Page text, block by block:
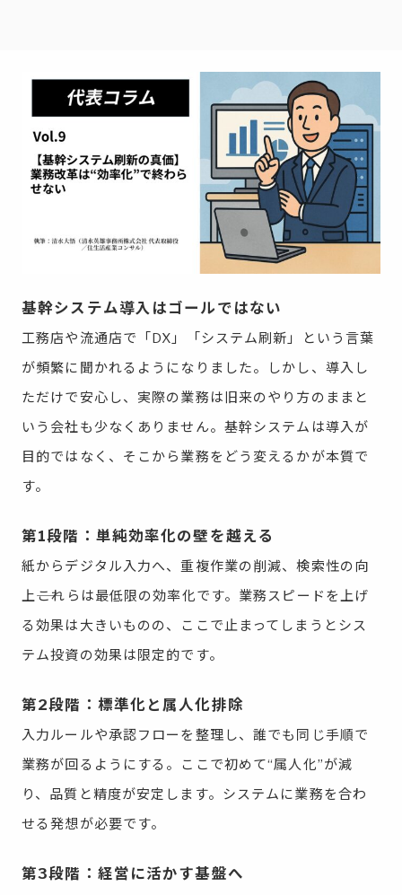
基幹システム導入はゴールではない
工務店や流通店で「DX」「システム刷新」という言葉
が頻繁に聞かれるようになりました。しかし、導入し
ただけで安心し、実際の業務は旧来のやり方のままと
いう会社も少なくありません。基幹システムは導入が
目的ではなく、そこから業務をどう変えるかが本質で
す。
第1段階：単純効率化の壁を越える
紙からデジタル入力へ、重複作業の削減、検索性の向
上――これらは最低限の効率化です。業務スピードを上げ
る効果は大きいものの、ここで止まってしまうとシス
テム投資の効果は限定的です。
第2段階：標準化と属人化排除
入力ルールや承認フローを整理し、誰でも同じ手順で
業務が回るようにする。ここで初めて“属人化”が減
り、品質と精度が安定します。システムに業務を合わ
せる発想が必要です。
第3段階：経営に活かす基盤へ